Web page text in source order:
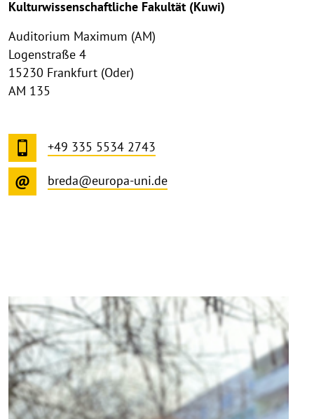
Kulturwissenschaftliche Fakultät (Kuwi)
Auditorium Maximum (AM)
Logenstraße 4
15230 Frankfurt (Oder)
AM 135
+49 335 5534 2743
breda@europa-uni.de